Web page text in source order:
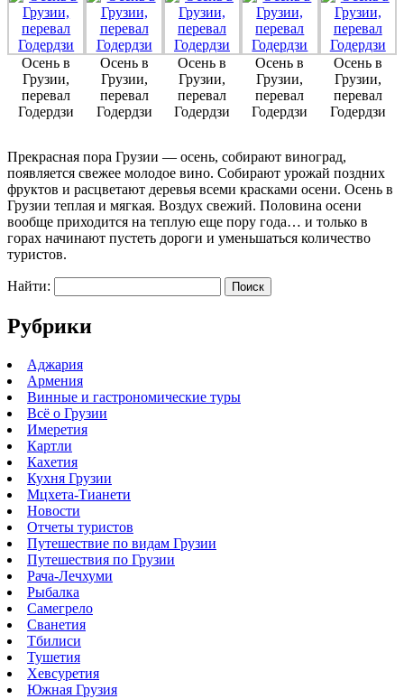
Осень в
Грузии,
перевал
Годердзи
Осень в
Грузии,
перевал
Годердзи
Осень в
Грузии,
перевал
Годердзи
Осень в
Грузии,
перевал
Годердзи
Осень в
Грузии,
перевал
Годердзи
Прекрасная пора Грузии — осень, собирают виноград,
появляется свежее молодое вино. Собирают урожай поздних
фруктов и расцветают деревья всеми красками осени. Осень в
Грузии теплая и мягкая. Воздух свежий. Половина осени
вообще приходится на теплую еще пору года… и только в
горах начинают пустеть дороги и уменьшаться количество
туристов.
Найти:
Рубрики
Аджария
Армения
Винные и гастрономические туры
Всё о Грузии
Имеретия
Картли
Кахетия
Кухня Грузии
Мцхета-Тианети
Новости
Отчеты туристов
Путешествие по видам Грузии
Путешествия по Грузии
Рача-Лечхуми
Рыбалка
Самегрело
Сванетия
Тбилиси
Тушетия
Хевсуретия
Южная Грузия